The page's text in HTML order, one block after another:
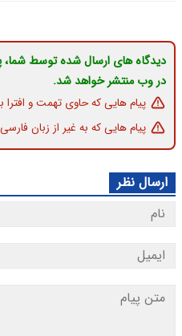
دیدگاه های ارسال شده توسط
در وب منتشر خواهد شد.
پیام هایی که حاوی تهمت و
پیام هایی که به غیر از زبان
ارسال نظر